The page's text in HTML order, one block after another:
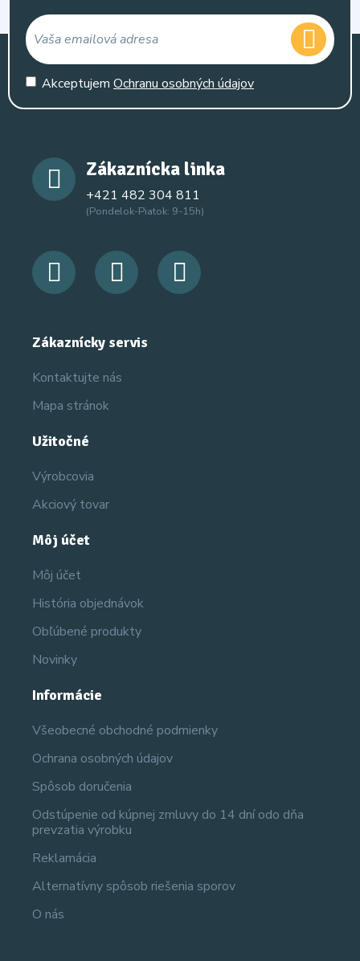
Akceptujem Ochranu osobných údajov
Zákaznícka linka
+421 482 304 811
(Pondelok-Piatok: 9-15h)
Zákaznícky servis
Kontaktujte nás
Mapa stránok
Užitočné
Výrobcovia
Akciový tovar
Môj účet
Môj účet
História objednávok
Obľúbené produkty
Novinky
Informácie
Všeobecné obchodné podmienky
Ochrana osobných údajov
Spôsob doručenia
Odstúpenie od kúpnej zmluvy do 14 dní odo dňa
prevzatia výrobku
Reklamácia
Alternatívny spôsob riešenia sporov
O nás